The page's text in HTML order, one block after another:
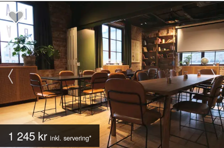
1 245 kr inkl. servering*